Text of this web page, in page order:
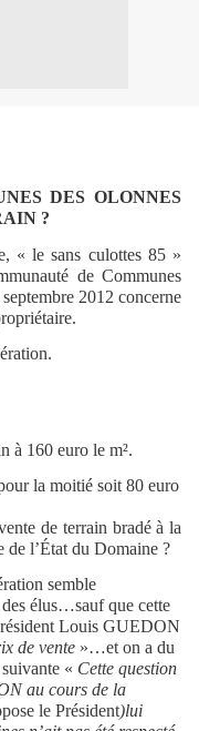
DES OLONNES
?
« le sans culottes 85 »
de Communes
2012 concerne
à 160 euro le m².
la moitié soit 80 euro
de terrain bradé à la
de l’État du Domaine ?
semble
des élus…sauf que cette
Louis GUEDON
de vente »…et on a du
« Cette question
au cours de la
le Président)lui